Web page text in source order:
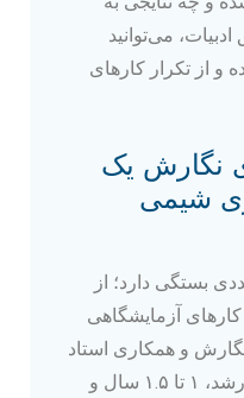
می‌توانید
و از تکرار کارهای
نگارش یک
شیمی
بستگی دارد؛ از
آزمایشگاهی
و همکاری استاد
راهنما. معمولاً برای پایان‌نامه ارشد، ۱ تا ۱.۵ سال و